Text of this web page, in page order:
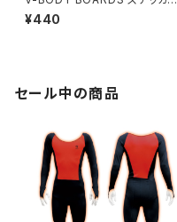
M - Vマン
¥440
セール中の商品